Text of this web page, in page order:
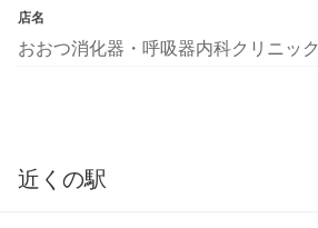
店名
おおつ消化器・呼吸器内科クリニック
近くの駅